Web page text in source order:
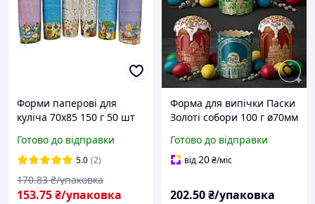
Форми паперові для
куліча 70х85 150 г 50 шт
великодні для
Великодньої випічки
пасхи та пасок
Готово до відправки
5.0 (2)
153.75₴/упаковка
170.83 ₴/упаковка
Форма для випічки Паски
Золоті собори 100 г ø70мм
панеттоне Паска
Готово до відправки
від20₴/міс
202.50₴/упаковка